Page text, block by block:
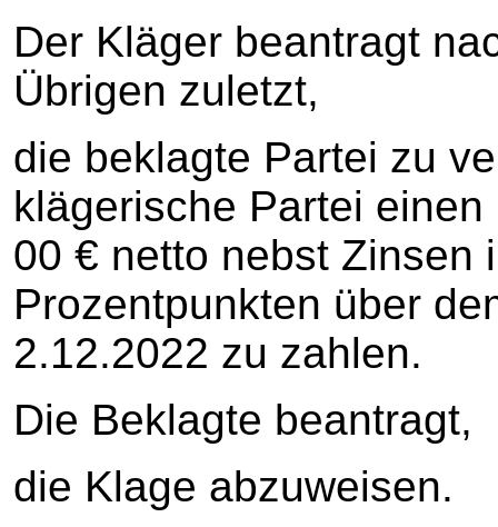
Der Kläger beantragt
Übrigen zuletzt,
die beklagte Partei zu
klägerische Partei
00 € netto nebst Zinsen
Prozentpunkten über
2.12.2022 zu zahlen.
Die Beklagte beantragt,
die Klage abzuweisen.